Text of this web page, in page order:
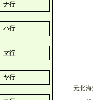
元北
ナ行
ハ行
マ行
ヤ行